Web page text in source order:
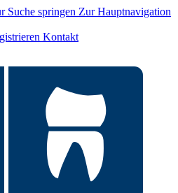
Suche springen Zur Hauptnavigation
Kontakt